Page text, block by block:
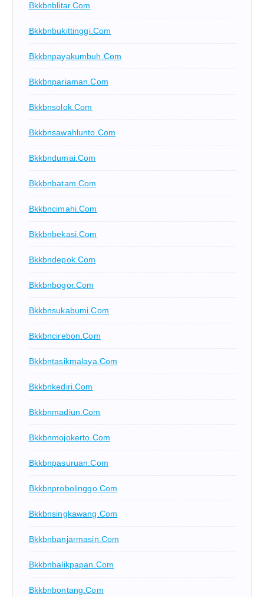
Bkkbnblitar.com
Bkkbnbukittinggi.com
Bkkbnpayakumbuh.com
Bkkbnpariaman.com
Bkkbnsolok.com
Bkkbnsawahlunto.com
Bkkbndumai.com
Bkkbnbatam.com
Bkkbncimahi.com
Bkkbnbekasi.com
Bkkbndepok.com
Bkkbnbogor.com
Bkkbnsukabumi.com
Bkkbncirebon.com
Bkkbntasikmalaya.com
Bkkbnkediri.com
Bkkbnmadiun.com
Bkkbnmojokerto.com
Bkkbnpasuruan.com
Bkkbnprobolinggo.com
Bkkbnsingkawang.com
Bkkbnbanjarmasin.com
Bkkbnbalikpapan.com
Bkkbnbontang.com